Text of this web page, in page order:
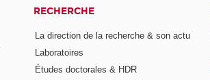
RECHERCHE
La direction de la recherche & son actu
Laboratoires
Études doctorales & HDR